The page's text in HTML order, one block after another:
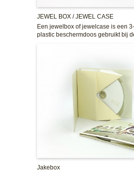
JEWEL BOX / JEWEL CASE
Een jewelbox of jewelcase is een
plastic beschermdoos gebruikt bij
Jakebox